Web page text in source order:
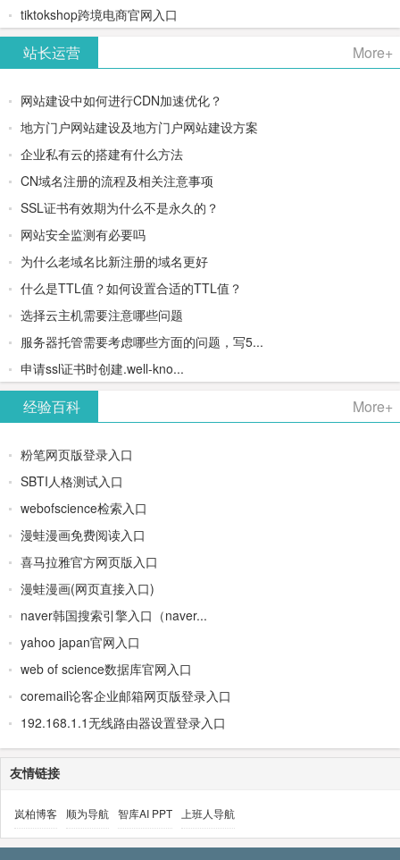
tiktokshop跨境电商官网入口
站长运营 More+
网站建设中如何进行CDN加速优化？
地方门户网站建设及地方门户网站建设方案
企业私有云的搭建有什么方法
CN域名注册的流程及相关注意事项
SSL证书有效期为什么不是永久的？
网站安全监测有必要吗
为什么老域名比新注册的域名更好
什么是TTL值？如何设置合适的TTL值？
选择云主机需要注意哪些问题
服务器托管需要考虑哪些方面的问题，写5...
申请ssl证书时创建.well-kno...
经验百科 More+
粉笔网页版登录入口
SBTI人格测试入口
webofscience检索入口
漫蛙漫画免费阅读入口
喜马拉雅官方网页版入口
漫蛙漫画(网页直接入口)
naver韩国搜索引擎入口（naver...
yahoo japan官网入口
web of science数据库官网入口
coremail论客企业邮箱网页版登录入口
192.168.1.1无线路由器设置登录入口
友情链接
岚柏博客 顺为导航 智库AI PPT 上班人导航